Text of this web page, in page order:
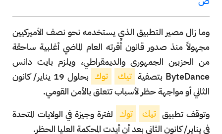
وما زال مصير التطبيق الذي يستخدمه نحو نصف الأميركيين
مجهولاً منذ صدور قانون أُقرته العام الماضي أغلبية ساحقة
من الحزبين الجمهوري والديمقراطي، ويلزم بايت دانس
ByteDance بتصفية
تيك توك
بحلول 19 يناير/ كانون
الثاني أو مواجهة حظر لأسباب تتعلق بالأمن القومي.
وتوقف تطبيق تيك توك لفترة وجيزة في الولايات المتحدة
في يناير/ كانون الثاني بعد أن أيدت المحكمة العليا الحظر.